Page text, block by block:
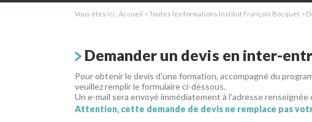
Vous êtes ici : Accueil >Toutes les formations Institut François Bocquet >
Demander un devis en inter-
Pour obtenir le devis d'une formation, accompagné du
veuillez remplir le formulaire ci-dessous.
Un e-mail sera envoyé immédiatement à l'adresse renseignée
Attention, cette demande de devis ne remplace pas